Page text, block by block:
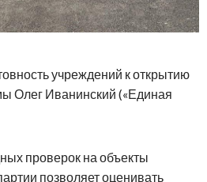
учреждений к открытию
Олег Иванинский («Единая
проверок на объекты
позволяет оценивать